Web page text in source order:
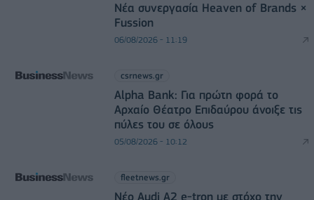
Νέα συνεργασία Heaven of Brands ×
Fussion
06/08/2026 - 11:19
csrnews.gr
Alpha Bank: Για πρώτη φορά το
Αρχαίο Θέατρο Επιδαύρου άνοιξε τις
πύλες του σε όλους
05/08/2026 - 10:12
fleetnews.gr
Νέο Audi A2 e-tron με στόχο την